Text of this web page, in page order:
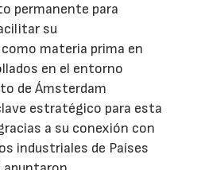
permanente para
su
materia prima en
en el entorno
de Ámsterdam
estratégico para esta
a su conexión con
industriales de Países